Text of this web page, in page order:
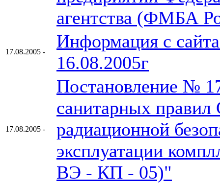
агентства (ФМБА
17.08.2005 -
Информация с
16.08.2005г
17.08.2005 -
Постановление №
санитарных
радиационной
эксплуатации
ВЭ - КП - 05)"